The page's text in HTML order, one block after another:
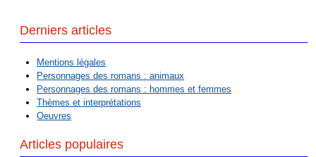
Derniers articles
Mentions légales
Personnages des romans : animaux
Personnages des romans : hommes et femmes
Thèmes et interprétations
Oeuvres
Articles populaires